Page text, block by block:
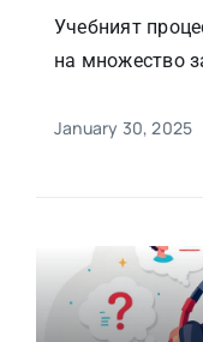
Учебният
на множество
January 30, 2025